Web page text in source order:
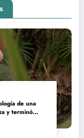
de una
y terminó